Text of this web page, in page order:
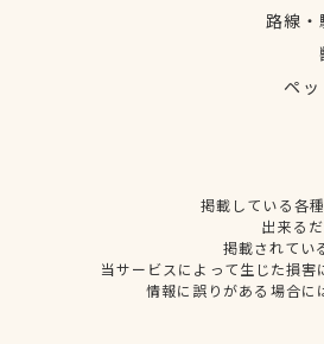
路線・
ペ
掲載している各
出来る
掲載されてい
当サービスによって生じた損
情報に誤りがある場合に